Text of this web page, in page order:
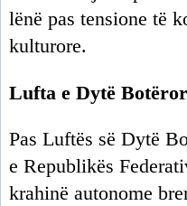
lënë pas tensione të
kulturore.
Lufta e Dytë
Pas Luftës së Dytë
e Republikës
krahinë autonome